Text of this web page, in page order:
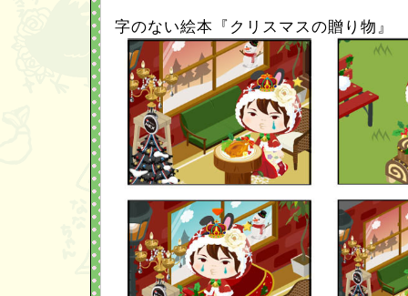
字のない絵本『クリスマスの贈り物』